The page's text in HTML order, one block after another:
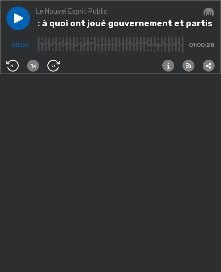
Play episodeCensure : à quoi ont joué gouvernement et partis ? /
Le Nouvel Esprit Public
: à quoi ont joué gouvernement et partis
00:00 01:00:28
30 1x 30